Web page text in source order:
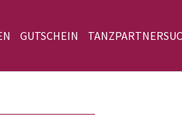
GUTSCHEIN